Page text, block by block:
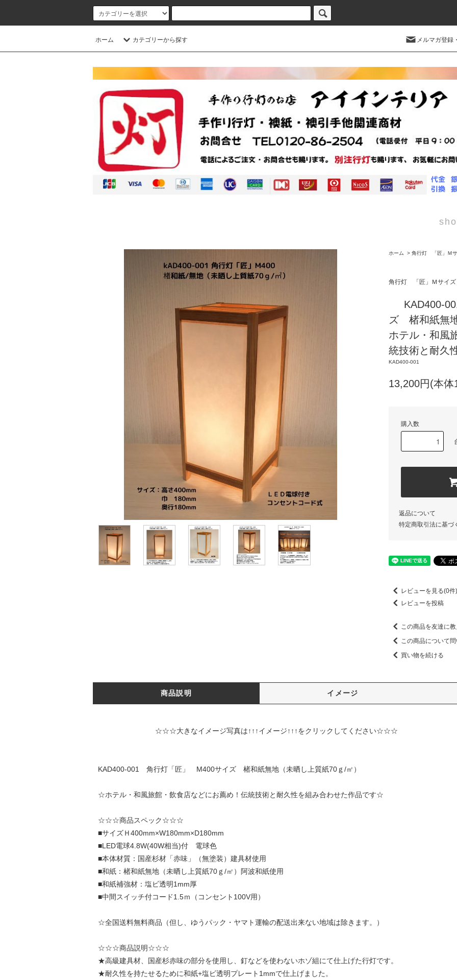
ホーム カテゴリーから探す メルマガ登録
ホーム > 角行灯 「匠」Ｍ
角行灯 「匠」Ｍサイズ
KAD400-
ズ 楮和紙無
ホテル・和風
統技術と耐久
KAD400-001
13,200円(本
購入数
返品について
特定商取引法に基づ
レビューを見る(0件)
レビューを投稿
この商品を友達に
この商品について
買い物を続ける
商品説明 イメージ
☆☆☆大きなイメージ写真は↑↑↑イメージ↑↑↑をクリックしてください☆☆☆
KAD400-001 角行灯「匠」 M400サイズ 楮和紙無地（未晒し上質紙70ｇ/㎡）
☆ホテル・和風旅館・飲食店などにお薦め！伝統技術と耐久性を組み合わせた作品です☆
☆☆☆商品スペック☆☆☆
■サイズＨ400mm×W180mm×D180mm
■LED電球4.8W(40W相当)付 電球色
■本体材質：国産杉材「赤味」（無塗装）建具材使用
■和紙：楮和紙無地（未晒し上質紙70ｇ/㎡）阿波和紙使用
■和紙補強材：塩ビ透明1mm厚
■中間スイッチ付コード1.5ｍ（コンセント100V用）
☆全国送料無料商品（但し、ゆうパック・ヤマト運輸の配送出来ない地域は除きます。）
☆☆☆商品説明☆☆☆
★高級建具材、国産杉赤味の部分を使用し、釘などを使わないホゾ組にて仕上げた行灯です。
★耐久性を持たせるために和紙+塩ビ透明プレート1mmで仕上げました。